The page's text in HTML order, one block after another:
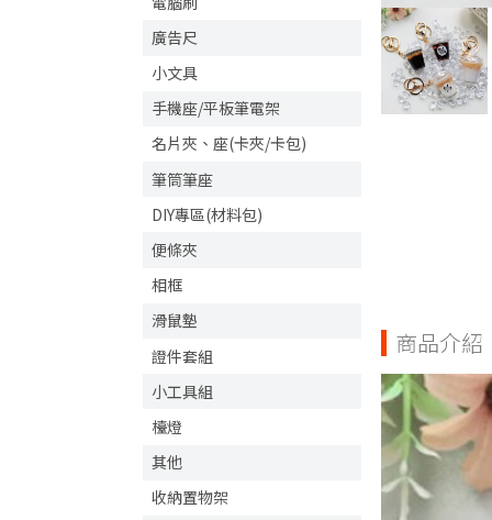
廣告尺
小文具
手機座/平板筆電架
名片夾、座(卡夾/卡包)
筆筒筆座
DIY專區(材料包)
便條夾
相框
滑鼠墊
證件套組
小工具組
檯燈
其他
收納置物架
商品介紹